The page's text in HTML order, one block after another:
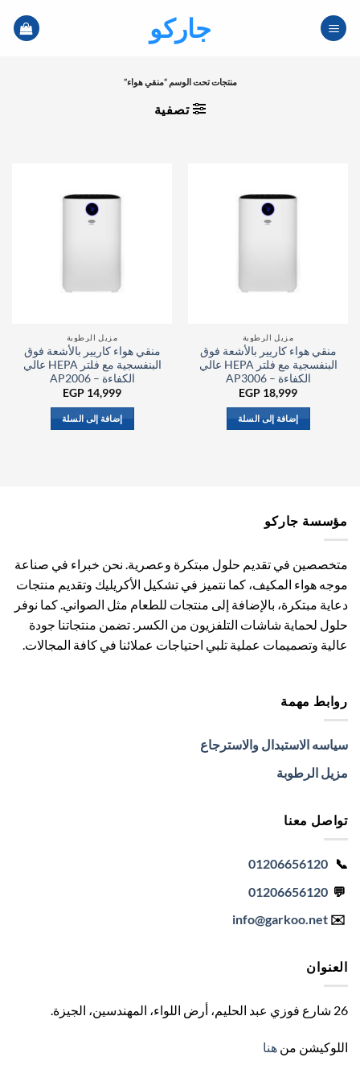
للمحتوى
جاركو
منتجات تحت الوسم “منقي هواء”
تصفية
مزيل الرطوبة
منقي هواء كاريير بالأشعة فوق
البنفسجية مع فلتر HEPA عالي
الكفاءة – AP3006
EGP 18,999
إضافة إلى السلة
مزيل الرطوبة
منقي هواء كاريير بالأشعة فوق
البنفسجية مع فلتر HEPA عالي
الكفاءة – AP2006
EGP 14,999
إضافة إلى السلة
مؤسسة جاركو
متخصصين في تقديم حلول مبتكرة وعصرية. نحن خبراء في صناعة
موجه هواء المكيف، كما نتميز في تشكيل الأكريليك وتقديم منتجات
دعاية مبتكرة، بالإضافة إلى منتجات للطعام مثل الصواني. كما نوفر
حلول لحماية شاشات التلفزيون من الكسر. تضمن منتجاتنا جودة
عالية وتصميمات عملية تلبي احتياجات عملائنا في كافة المجالات.
روابط مهمة
سياسه الاستبدال والاسترجاع
مزيل الرطوبة
تواصل معنا
📞
01206656120
💬
01206656120
✉️
info@garkoo.net
العنوان
26 شارع فوزي عبد الحليم، أرض اللواء، المهندسين، الجيزة .
اللوكيشن من هنا